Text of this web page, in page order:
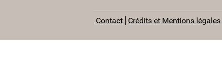
Contact Crédits et Mentions légales